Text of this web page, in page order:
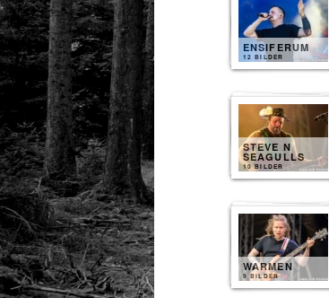
ENSIFERUM
12 BILDER
STEVE N
SEAGULLS
10 BILDER
WARMEN
9 BILDER